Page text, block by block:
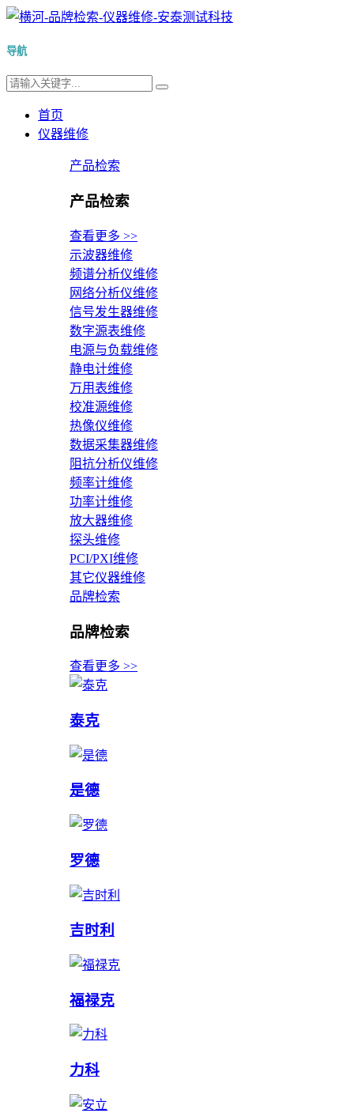
导航
首页
仪器维修
产品检索
产品检索
查看更多 >>
示波器维修
频谱分析仪维修
网络分析仪维修
信号发生器维修
数字源表维修
电源与负载维修
静电计维修
万用表维修
校准源维修
热像仪维修
数据采集器维修
阻抗分析仪维修
频率计维修
功率计维修
放大器维修
探头维修
PCI/PXI维修
其它仪器维修
品牌检索
品牌检索
查看更多 >>
泰克
是德
罗德
吉时利
福禄克
力科